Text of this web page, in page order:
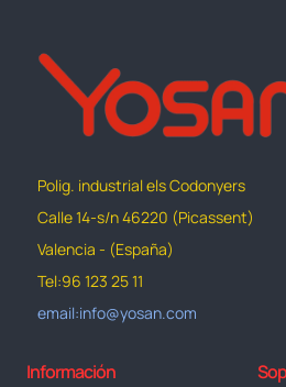
Polig. industrial els Codonyers
Calle 14-s/n 46220 (Picassent)
Valencia - (España)
Tel:96 123 25 11
email:info@yosan.com
Información